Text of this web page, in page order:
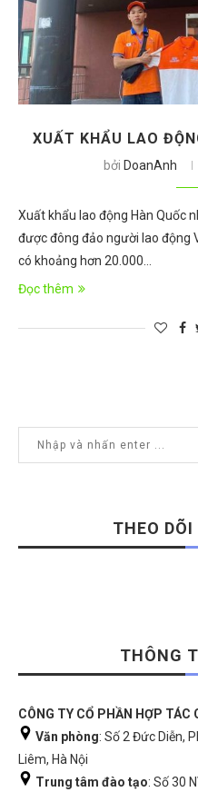
XUẤT KHẨU LAO
bởi DoanAnh
Xuất khẩu lao động Hàn Quốc
được đông đảo người lao động
có khoảng hơn 20.000…
Đọc thêm
THEO
THÔNG
CÔNG TY CỔ PHẦN HỢP TÁC
Văn phòng: Số 2 Đức Diễn,
Liêm, Hà Nội
Trung tâm đào tạo: Số 30